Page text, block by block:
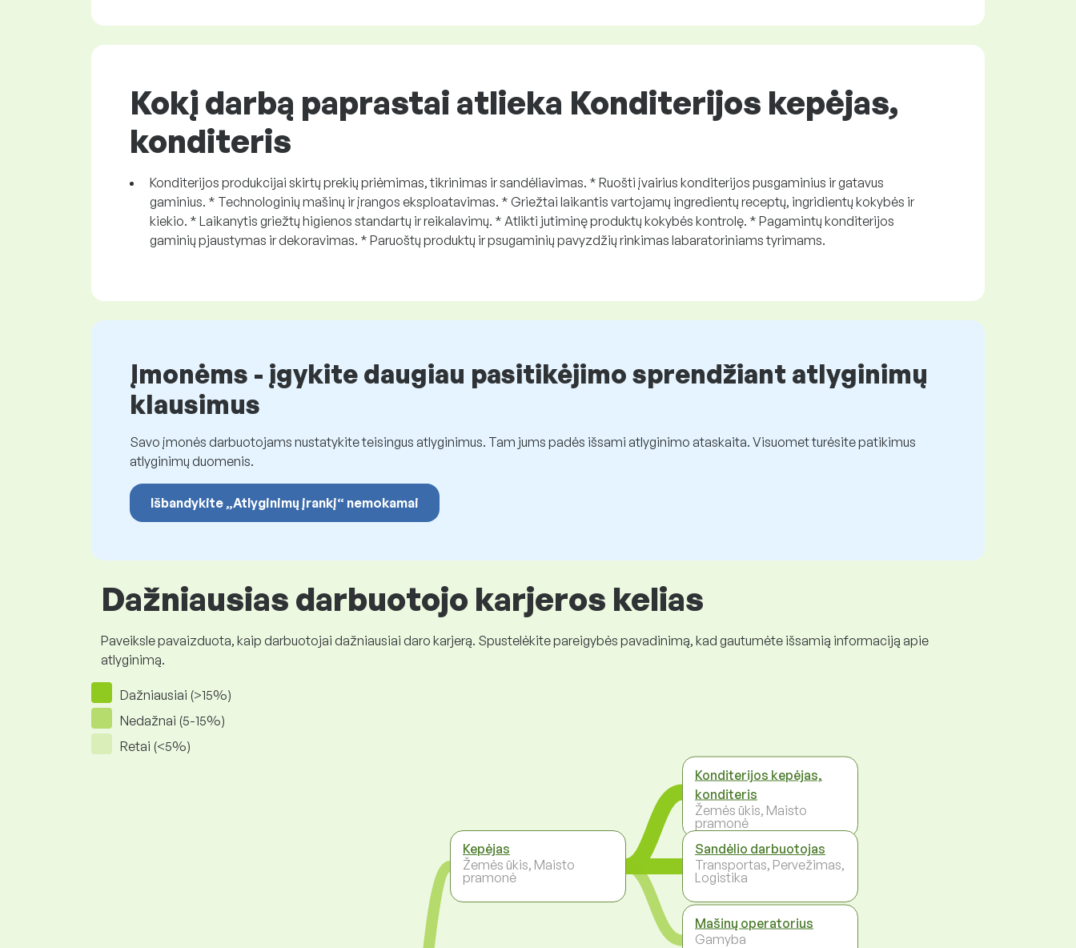
Kokį darbą paprastai atlieka Konditerijos kepėjas,
konditeris
Konditerijos produkcijai skirtų prekių priėmimas, tikrinimas ir sandėliavimas. * Ruošti įvairius konditerijos pusgaminius ir gatavus
gaminius. * Technologinių mašinų ir įrangos eksploatavimas. * Griežtai laikantis vartojamų ingredientų receptų, ingridientų kokybės ir
kiekio. * Laikanytis griežtų higienos standartų ir reikalavimų. * Atlikti jutiminę produktų kokybės kontrolę. * Pagamintų konditerijos
gaminių pjaustymas ir dekoravimas. * Paruoštų produktų ir psugaminių pavyzdžių rinkimas labaratoriniams tyrimams.
Įmonėms - įgykite daugiau pasitikėjimo sprendžiant atlyginimų
klausimus
Savo įmonės darbuotojams nustatykite teisingus atlyginimus. Tam jums padės išsami atlyginimo ataskaita. Visuomet turėsite patikimus
atlyginimų duomenis.
Išbandykite „Atlyginimų įrankį“ nemokamai
Dažniausias darbuotojo karjeros kelias
Paveiksle pavaizduota, kaip darbuotojai dažniausiai daro karjerą. Spustelėkite pareigybės pavadinimą, kad gautumėte išsamią informaciją apie
atlyginimą.
Dažniausiai (>15%)
Nedažnai (5-15%)
Retai (<5%)
Kepėjas
Žemės ūkis, Maisto
pramonė
Konditerijos kepėjas,
konditeris
Žemės ūkis, Maisto
pramonė
Sandėlio darbuotojas
Transportas, Pervežimas,
Logistika
Mašinų operatorius
Gamyba